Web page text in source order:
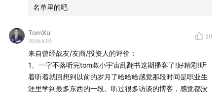
的实践
增长中台化：通用增长能力，包括push，裂变，激励中台，
抖T互导，红包，affliate，大使，seo，投放，kol/koc，归
因，用户分群，精细人群，活动等等，免费付费增长手段，
能力组件化，内部增长武器库丰富且专业
AI时代，增长的基础内核不变，本质上永远是产品价值*数据
名单里的吧
TomXu
2026.6.05
10
来自曾经战友/友商/投资人的评价：
1、一字不落听完tom叔小宇宙乱翻书这期播客了!好精彩!听
着听着就回想到以前的岁月了哈哈哈感觉那段时间是职业生
涯里学到最多东西的一段。听过很多访谈的博客，感觉都没